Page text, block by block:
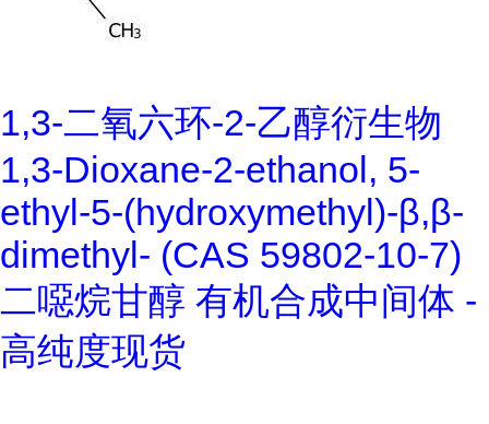
1,3-二氧六环-2-乙醇衍生物
1,3-Dioxane-2-ethanol, 5-
ethyl-5-(hydroxymethyl)-β,β-
dimethyl- (CAS 59802-10-7)
二噁烷甘醇 有机合成中间体 -
高纯度现货